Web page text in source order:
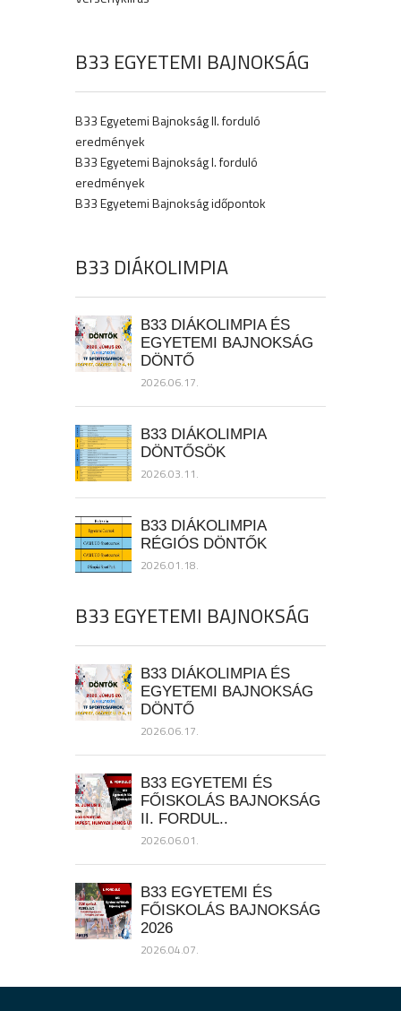
B33 EGYETEMI BAJNOKSÁG
B33 Egyetemi Bajnokság II. forduló
eredmények
B33 Egyetemi Bajnokság I. forduló
eredmények
B33 Egyetemi Bajnokság időpontok
B33 DIÁKOLIMPIA
B33 DIÁKOLIMPIA ÉS
EGYETEMI BAJNOKSÁG
DÖNTŐ
2026.06.17.
B33 DIÁKOLIMPIA
DÖNTŐSÖK
2026.03.11.
B33 DIÁKOLIMPIA
RÉGIÓS DÖNTŐK
2026.01.18.
B33 EGYETEMI BAJNOKSÁG
B33 DIÁKOLIMPIA ÉS
EGYETEMI BAJNOKSÁG
DÖNTŐ
2026.06.17.
B33 EGYETEMI ÉS
FŐISKOLÁS BAJNOKSÁG
II. FORDUL..
2026.06.01.
B33 EGYETEMI ÉS
FŐISKOLÁS BAJNOKSÁG
2026
2026.04.07.